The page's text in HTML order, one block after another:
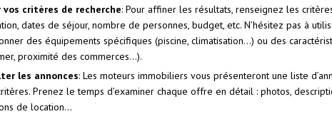
vos critères de recherche: Pour affiner les résultats, renseignez les
dates de séjour, nombre de personnes, budget, etc. N’hésitez pas à
des équipements spécifiques (piscine, climatisation…) ou des
proximité des commerces…).
les annonces: Les moteurs immobiliers vous présenteront une liste
Prenez le temps d’examiner chaque offre en détail : photos,
de location…